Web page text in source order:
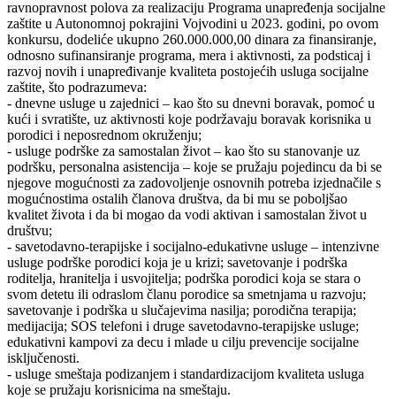
ravnopravnost polova za realizaciju Programa unapređenja socijalne
zaštite u Autonomnoj pokrajini Vojvodini u 2023. godini, po ovom
konkursu, dodeliće ukupno 260.000.000,00 dinara za finansiranje,
odnosno sufinansiranje programa, mera i aktivnosti, za podsticaj i
razvoj novih i unapređivanje kvaliteta postojećih usluga socijalne
zaštite, što podrazumeva:
­- dnevne usluge u zajednici ‒ kao što su dnevni boravak, pomoć u
kući i svratište, uz aktivnosti koje podržavaju boravak korisnika u
porodici i neposrednom okruženju;
-­ usluge podrške za samostalan život ‒ kao što su stanovanje uz
podršku, personalna asistencija ‒ koje se pružaju pojedincu da bi se
njegove mogućnosti za zadovoljenje osnovnih potreba izjednačile s
mogućnostima ostalih članova društva, da bi mu se poboljšao
kvalitet života i da bi mogao da vodi aktivan i samostalan život u
društvu;
-­ savetodavno-terapijske i socijalno-edukativne usluge – intenzivne
usluge podrške porodici koja je u krizi; savetovanje i podrška
roditelja, hranitelja i usvojitelja; podrška porodici koja se stara o
svom detetu ili odraslom članu porodice sa smetnjama u razvoju;
savetovanje i podrška u slučajevima nasilja; porodična terapija;
medijacija; SOS telefoni i druge savetodavno-terapijske usluge;
edukativni kampovi za decu i mlade u cilju prevencije socijalne
isključenosti.
-­ usluge smeštaja podizanjem i standardizacijom kvaliteta usluga
koje se pružaju korisnicima na smeštaju.